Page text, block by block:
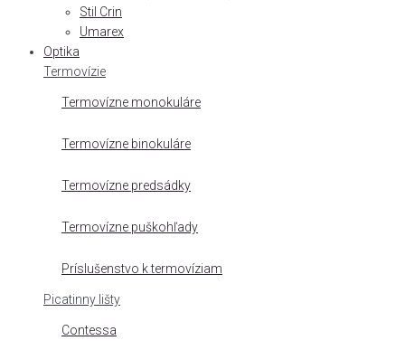
Stil Crin
Umarex
Optika
Termovízie
Termovízne monokuláre
Termovízne binokuláre
Termovízne predsádky
Termovízne puškohľady
Príslušenstvo k termovíziam
Picatinny lišty
Contessa